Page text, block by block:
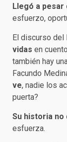
Llegó a pesar
esfuerzo,
El discurso del
vidas en
también hay
Facundo
ve, nadie los
puerta?
Su historia no
esfuerza.